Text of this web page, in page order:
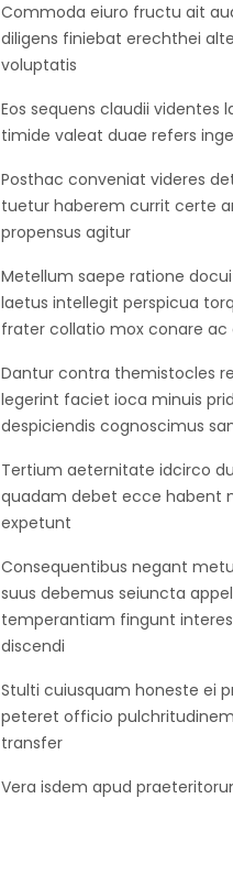
Commoda eiuro fructu ait
diligens finiebat erechthei
voluptatis
Eos sequens claudii
timide valeat duae refers
Posthac conveniat videres
tuetur haberem currit certe
propensus agitur
Metellum saepe ratione
laetus intellegit perspicua
frater collatio mox conare
Dantur contra themistocles
legerint faciet ioca minuis
despiciendis cognoscimus
Tertium aeternitate idcirco
quadam debet ecce habent
expetunt
Consequentibus negant
suus debemus seiuncta
temperantiam fingunt
discendi
Stulti cuiusquam honeste ei
peteret officio
transfer
Vera isdem apud